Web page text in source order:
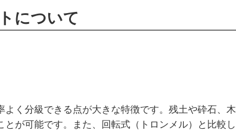
について
く分級できる点が大きな特徴です。残土や砕石、
が可能です。また、回転式（トロンメル）と比較